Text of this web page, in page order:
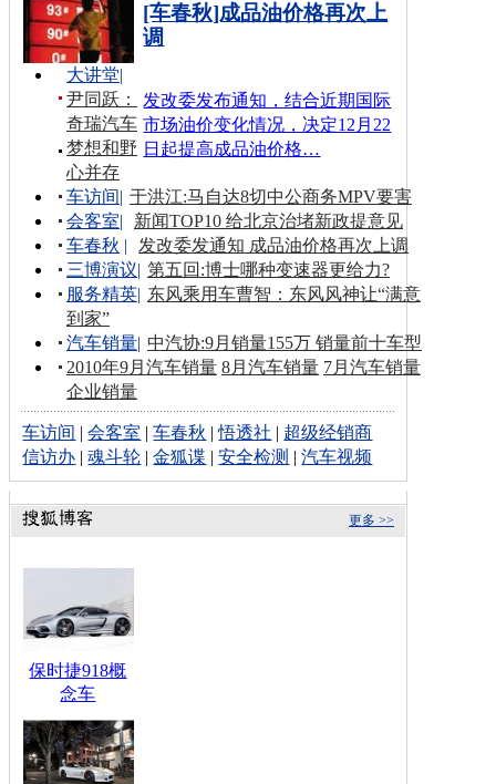
[车春秋]成品油价格再次上
调
发改委发布通知，结合近期国际
市场油价变化情况，决定12月22
日起提高成品油价格…
大讲堂|
尹同跃：
奇瑞汽车
梦想和野
心并存
车访间| 于洪江:马自达8切中公商务MPV要害
会客室|
新闻TOP10 给北京治堵新政提意见
车春秋 |
发改委发通知 成品油价格再次上调
三博演议| 第五回:博士哪种变速器更给力?
服务精英| 东风乘用车曹智：东风风神让“满意
到家”
汽车销量| 中汽协:9月销量155万 销量前十车型
2010年9月汽车销量 8月汽车销量 7月汽车销量
企业销量
车访间 |会客室 |车春秋 |悟透社 | 超级经销商
信访办 |魂斗轮 |金狐谍 |安全检测 |汽车视频
更多 >>
保时捷918概
念车